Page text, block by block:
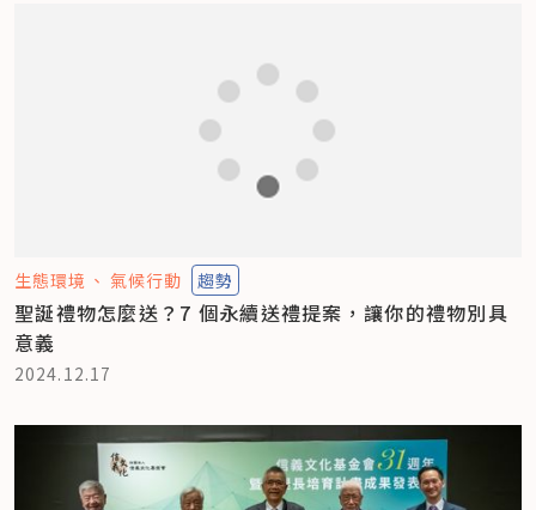
生態環境 氣候行動 趨勢
聖誕禮物怎麼送？7 個永續送禮提案，讓你的禮物別具
意義
2024.12.17